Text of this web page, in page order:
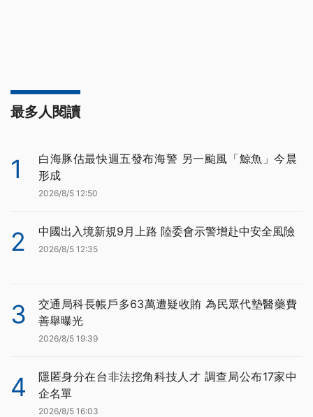
最多人閱讀
1
白海豚估最快週五發布海警 另一颱風「鯨魚」今晨
形成
2026/8/5 12:50
2 中國出入境新規9月上路 陸委會示警增赴中安全風險
2026/8/5 12:35
3
交通局科長帳戶多63萬遭疑收賄 為民眾代墊醫藥費
善舉曝光
2026/8/5 19:39
4
隱匿身分在台非法挖角科技人才 調查局公布17家中
企名單
2026/8/5 16:03